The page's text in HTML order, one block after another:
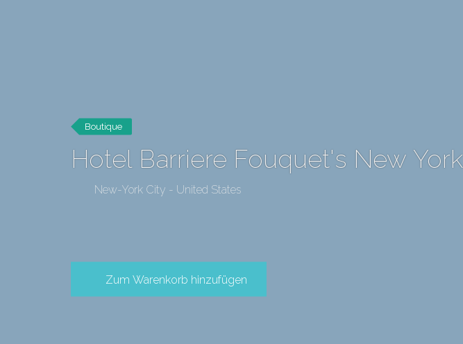
Boutique
Hotel Barriere Fouquet's New York
New-York City - United States